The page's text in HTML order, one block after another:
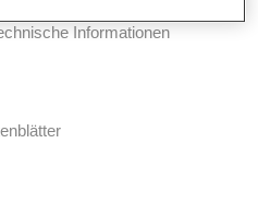
Informationen